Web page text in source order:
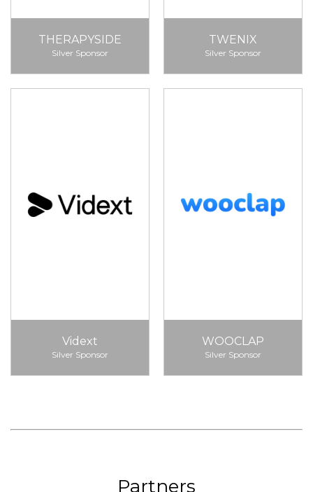
THERAPYSIDE
Silver Sponsor
TWENIX
Silver Sponsor
Vidext
Silver Sponsor
WOOCLAP
Silver Sponsor
Partners